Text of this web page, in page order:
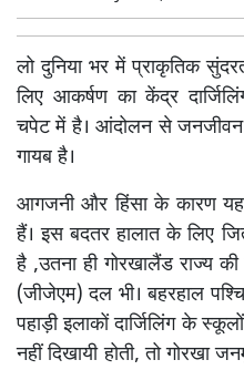
लो दुनिया भर में प्राकृतिक
लिए आकर्षण का केंद्र
चपेट में है। आंदोलन से
गायब है।
आगजनी और हिंसा के कारण
हैं। इस बदतर हालात के लिए
है ,उतना ही गोरखालैंड राज्य की
(जीजेएम) दल भी। बहरहाल
पहाड़ी इलाकों दार्जिलिंग के
नहीं दिखायी होती, तो गोरखा